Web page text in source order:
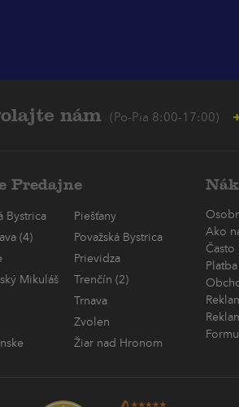
nám (Po-Pia 8:00-17:00)
Predajne
Bystrica
Piešťany
(4)
Považská Bystrica
Prievidza
Mikuláš
Trenčín (2)
Trnava
Zvolen
Žiar nad Hronom
Ako
Často